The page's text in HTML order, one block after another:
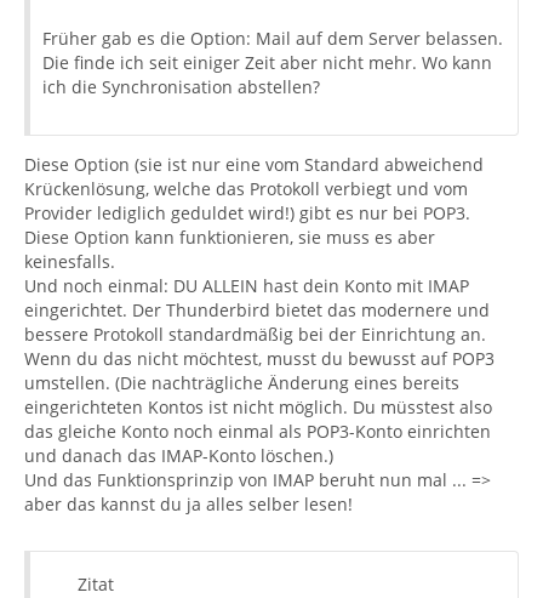
Früher gab es die Option: Mail auf dem Server belassen.
Die finde ich seit einiger Zeit aber nicht mehr. Wo kann
ich die Synchronisation abstellen?
Diese Option (sie ist nur eine vom Standard abweichend
Krückenlösung, welche das Protokoll verbiegt und vom
Provider lediglich geduldet wird!) gibt es nur bei POP3.
Diese Option kann funktionieren, sie muss es aber
keinesfalls.
Und noch einmal: DU ALLEIN hast dein Konto mit IMAP
eingerichtet. Der Thunderbird bietet das modernere und
bessere Protokoll standardmäßig bei der Einrichtung an.
Wenn du das nicht möchtest, musst du bewusst auf POP3
umstellen. (Die nachträgliche Änderung eines bereits
eingerichteten Kontos ist nicht möglich. Du müsstest also
das gleiche Konto noch einmal als POP3-Konto einrichten
und danach das IMAP-Konto löschen.)
Und das Funktionsprinzip von IMAP beruht nun mal ... =>
aber das kannst du ja alles selber lesen!
Zitat